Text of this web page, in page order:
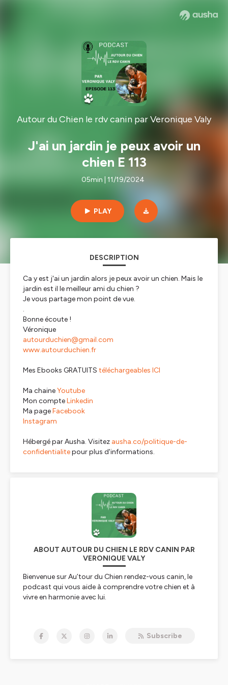
Autour du Chien le rdv canin par Veronique Valy
J'ai un jardin je peux avoir un
chien E 113
05min | 11/19/2024
PLAY
DESCRIPTION
Ca y est j'ai un jardin alors je peux avoir un chien. Mais le
jardin est il le meilleur ami du chien ?
Je vous partage mon point de vue.
.
Bonne écoute !
Véronique
autourduchien@gmail.com
www.autourduchien.fr
Mes Ebooks GRATUITS téléchargeables ICI
Ma chaineYoutube
Mon compteLinkedin
Ma pageFacebook
Instagram
Hébergé par Ausha. Visitez ausha.co/politique-de-
confidentialitepour plus d'informations.
ABOUT AUTOUR DU CHIEN LE RDV CANIN PAR
VERONIQUE VALY
Bienvenue sur Au’tour du Chien rendez-vous canin, le
podcast qui vous aide à comprendre votre chien et à
vivre en harmonie avec lui.
chiens de compagnie à créer des liens forts basés sur le
Subscribe